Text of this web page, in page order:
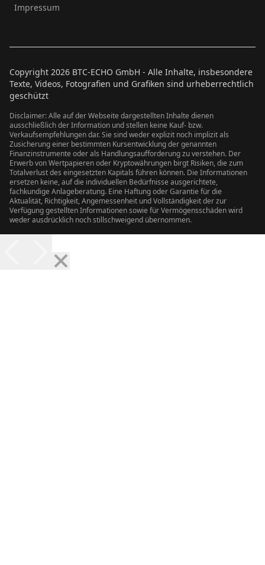
Impressum
Copyright 2026 BTC-ECHO GmbH - Alle Inhalte, insbesondere
Texte, Videos, Fotografien und Grafiken sind urheberrechtlich
geschützt
Disclaimer: Alle auf der Webseite dargestellten Inhalte dienen
ausschließlich der Information und stellen keine Kauf- bzw.
Verkaufsempfehlungen dar. Sie sind weder explizit noch implizit als
Zusicherung einer bestimmten Kursentwicklung der genannten
Finanzinstrumente oder als Handlungsaufforderung zu verstehen. Der
Erwerb von Wertpapieren oder Kryptowährungen birgt Risiken, die zum
Totalverlust des eingesetzten Kapitals führen können. Die Informationen
ersetzen keine, auf die individuellen Bedürfnisse ausgerichtete,
fachkundige Anlageberatung. Eine Haftung oder Garantie für die
Aktualität, Richtigkeit, Angemessenheit und Vollständigkeit der zur
Verfügung gestellten Informationen sowie für Vermögensschäden wird
weder ausdrücklich noch stillschweigend übernommen.